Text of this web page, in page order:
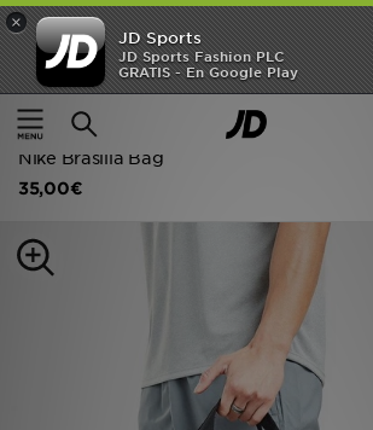
×
JD Sports
JD Sports Fashion PLC
GRATIS - En Google Play
Página principal
Mujer
Accesorios de mujer
Nike Brasilia Bag
35,00€
Hombre
Mujer
Niños
Estilo
Deportes & Fitness